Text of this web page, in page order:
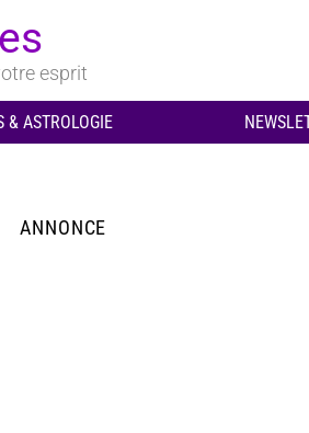
esprit
& ASTROLOGIE
ANNONCE